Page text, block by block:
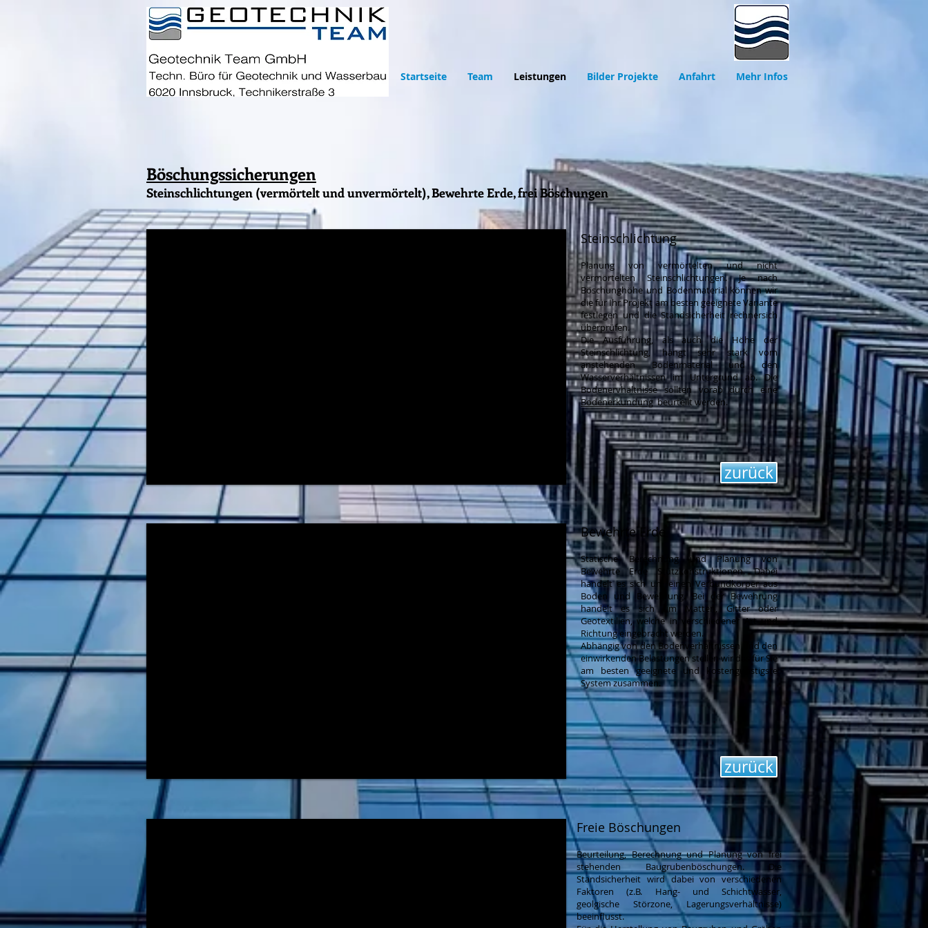
Startseite Team Leistungen Bilder Projekte Anfahrt Mehr Infos
Böschungssicherungen
Steinschlichtungen (vermörtelt und unvermörtelt), Bewehrte Erde, frei Böschungen
Steinschlichtung
Planung von vermörtelten und nicht
vermörtelten Steinschlichtungen. Je nach
Böschunghöhe und Bodenmaterial können wir
die für Ihr Projekt am besten geeignete Variante
festlegen und die Standsicherheit rechnersich
überprüfen.
Die Ausführung, als auch die Höhe der
Steinschlichtung, hängt sehr stark vom
anstehenden Bodenmaterial und den
Wasserverhältnissen im Untergrund ab. Die
Bodenervhältnisse sollten vorab durch eine
Bodenerkundungbeurteilt werden.
zurück
Bewehrte Erde
Statische Berechnung und Planung von
Bewehrte Erde Stützkonstruktionen. Dabei
handelt es sich um einen Verbundkörper aus
Boden und Bewehrung. Bei der Bewehrung
handelt es sich um Matten, Gitter oder
Geotextilien, welche in verschiedener Art und
Richtung eingebracht werden.
Abhängig von den Bodenverhältnissen und den
einwirkenden Belastungen stellen wir das für Sie
am besten geeignete und kostengünstigste
System zusammen.
zurück
Freie Böschungen
Beurteilung, Berechnung und Planung von frei
stehenden Baugrubenböschungen. Die
Standsicherheit wird dabei von verschiedenen
Faktoren (z.B. Hang- und Schichtwasser,
geolgische Störzone, Lagerungsverhältnisse)
beeinflusst.